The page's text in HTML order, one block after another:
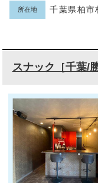
所在地 千葉県柏市
スナック［千葉/